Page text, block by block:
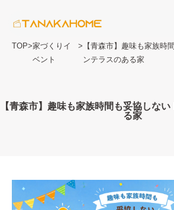
TOP>家づくりイ
ベント
> 【青森市】趣味も家族時
ンテラスのある家
【青森市】趣味も家族時間も妥協しな
る家